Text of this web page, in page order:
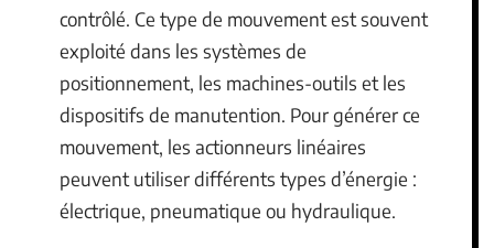
contrôlé. Ce type de mouvement est souvent
exploité dans les systèmes de
positionnement, les machines-outils et les
dispositifs de manutention. Pour générer ce
mouvement, les actionneurs linéaires
peuvent utiliser différents types d’énergie :
électrique, pneumatique ou hydraulique.